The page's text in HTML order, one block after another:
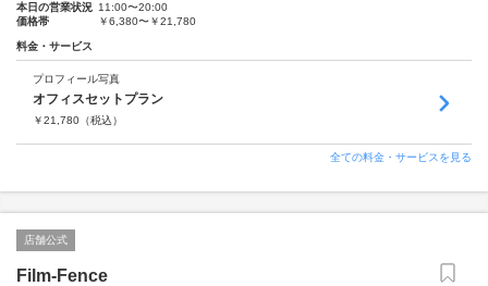
本日の営業状況 11:00〜20:00
価格帯
￥6,380〜￥21,780
料金・サービス
プロフィール写真
オフィスセットプラン
￥21,780 （税込）
全ての料金・サービスを見る
店舗公式
Film-Fence